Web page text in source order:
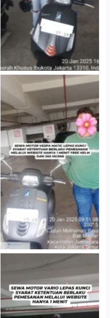
Cityplaza Jatinegara
Gedung Parkir P6A
Cityplaza Jatinegara